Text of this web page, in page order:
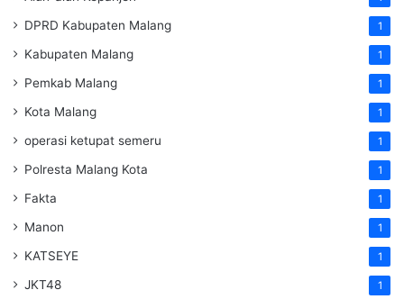
DPRD Kabupaten Malang 1
Kabupaten Malang 1
Pemkab Malang 1
Kota Malang 1
operasi ketupat semeru 1
Polresta Malang Kota 1
Fakta 1
Manon 1
KATSEYE 1
JKT48 1